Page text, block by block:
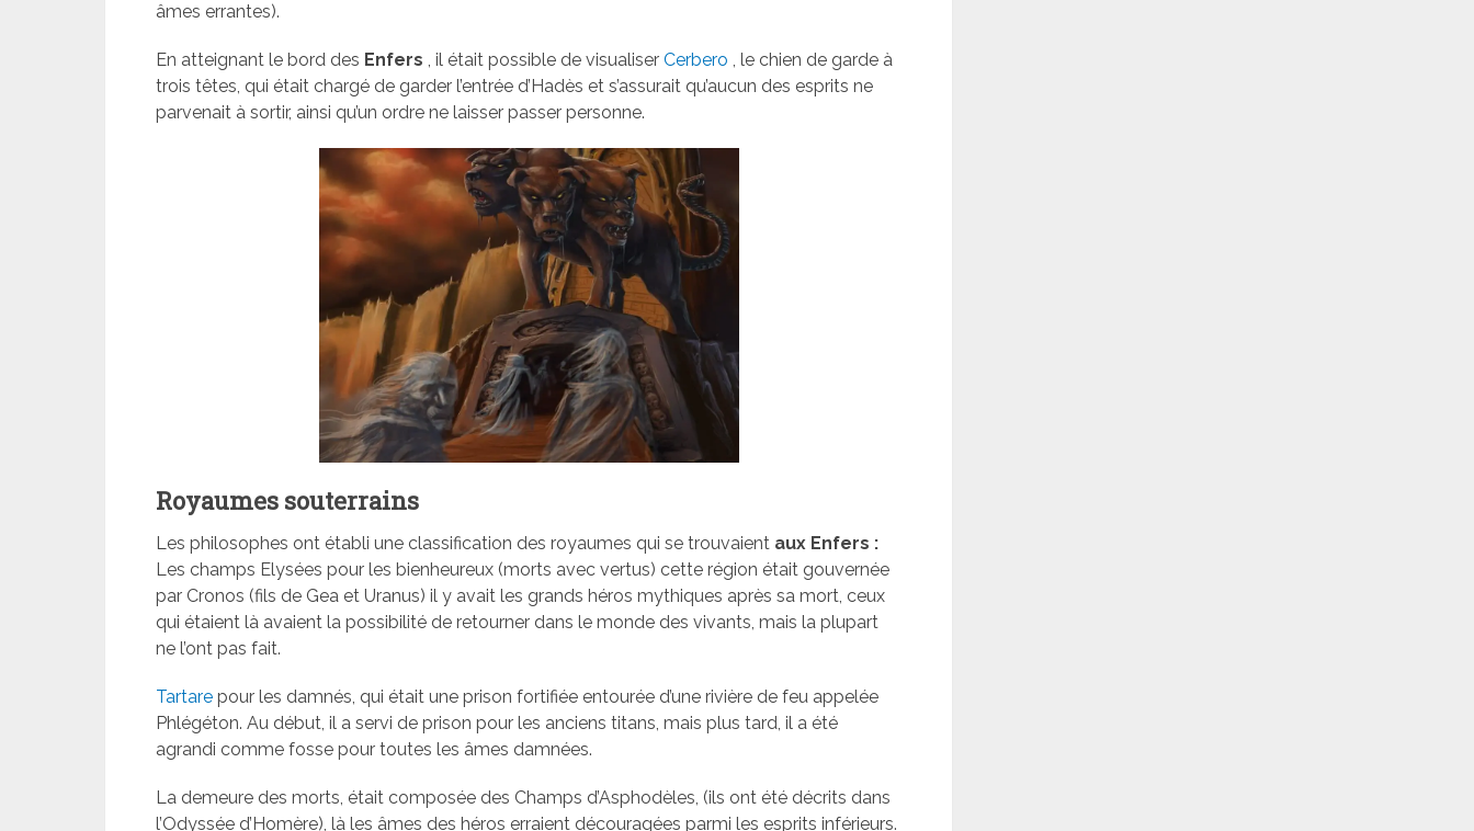
âmes errantes).
En atteignant le bord des Enfers , il était possible de visualiser Cerbero , le chien de garde à
trois têtes, qui était chargé de garder l’entrée d’Hadès et s’assurait qu’aucun des esprits ne
parvenait à sortir, ainsi qu’un ordre ne laisser passer personne.
Royaumes souterrains
Les philosophes ont établi une classification des royaumes qui se trouvaient aux Enfers :
Les champs Elysées pour les bienheureux (morts avec vertus) cette région était gouvernée
par Cronos (fils de Gea et Uranus) il y avait les grands héros mythiques après sa mort, ceux
qui étaient là avaient la possibilité de retourner dans le monde des vivants, mais la plupart
ne l’ont pas fait.
Tartare pour les damnés, qui était une prison fortifiée entourée d’une rivière de feu appelée
Phlégéton. Au début, il a servi de prison pour les anciens titans, mais plus tard, il a été
agrandi comme fosse pour toutes les âmes damnées.
La demeure des morts, était composée des Champs d’Asphodèles, (ils ont été décrits dans
l’Odyssée d’Homère), là les âmes des héros erraient découragées parmi les esprits inférieurs.